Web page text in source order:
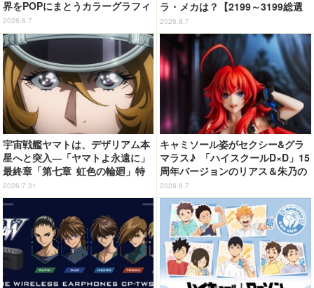
界をPOPにまとうカラーグラフィ
ックTシャツが新登場
2026.8.7
ラ・メカは？【2199～3199総選
挙】
2026.8.7
宇宙戦艦ヤマトは、デザリアム本
星へと突入―「ヤマトよ永遠に」
最終章「第七章 虹色の輪廻」特
報映像が公開！加藤直之新規描き
下ろし特製スリーブのBlu-ray＆D
2026.7.31
キャミソール姿がセクシー&グラ
マラス♪ 「ハイスクールD×D」15
周年バージョンのリアス＆朱乃の
フィギュアがリニューアルパッケ
ージで登場！
2026.8.7